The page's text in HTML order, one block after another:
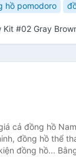
hồ pomodoro
#02 Gray
cả đồng hồ
đồng hồ thể
đồng hồ...